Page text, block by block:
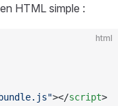
HTML simple :
html
></script>